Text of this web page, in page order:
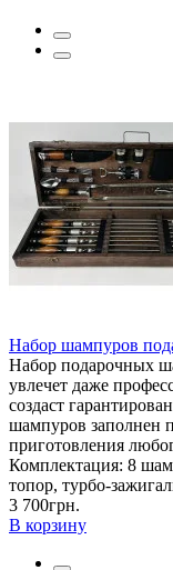
Набор шампуров
Набор подарочных
увлечет даже
создаст
шампуров заполнен
приготовления
Комплектация: 8
топор, турбо-
3 700грн.
В корзину